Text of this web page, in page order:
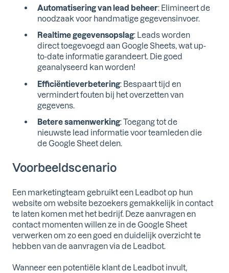
Automatisering van lead beheer: Elimineert de
noodzaak voor handmatige gegevensinvoer.
Realtime gegevensopslag: Leads worden
direct toegevoegd aan Google Sheets, wat up-
to-date informatie garandeert. Die goed
geanalyseerd kan worden!
Efficiëntieverbetering: Bespaart tijd en
vermindert fouten bij het overzetten van
gegevens.
Betere samenwerking: Toegang tot de
nieuwste lead informatie voor teamleden die
de Google Sheet delen.
Voorbeeldscenario
Een marketingteam gebruikt een Leadbot op hun
website om website bezoekers gemakkelijk in contact
te laten komen met het bedrijf. Deze aanvragen en
contact momenten willen ze in de Google Sheet
verwerken om zo een goed en duidelijk overzicht te
hebben van de aanvragen via de Leadbot.
Wanneer een potentiële klant de Leadbot invult,